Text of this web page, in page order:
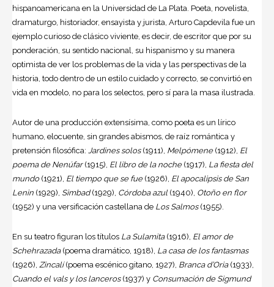
hispanoamericana en la Universidad de La Plata. Poeta, novelista,
dramaturgo, historiador, ensayista y jurista, Arturo Capdevila fue un
ejemplo curioso de clásico viviente, es decir, de escritor que por su
ponderación, su sentido nacional, su hispanismo y su manera
optimista de ver los problemas de la vida y las perspectivas de la
historia, todo dentro de un estilo cuidado y correcto, se convirtió en
vida en modelo, no para los selectos, pero sí para la masa ilustrada.
Autor de una producción extensísima, como poeta es un lírico
humano, elocuente, sin grandes abismos, de raíz romántica y
pretensión filosófica: Jardines solos(1911), Melpómene(1912), El
poema de Nenúfar(1915), El libro de la noche(1917), La fiesta del
mundo(1921), El tiempo que se fue(1926), El apocalipsis de San
Lenin (1929), Simbad(1929), Córdoba azul(1940), Otoño en flor
(1952) y una versificación castellana de Los Salmos(1955).
En su teatro figuran los títulos La Sulamita(1916), El amor de
Schehrazada(poema dramático, 1918), La casa de los fantasmas
(1926), Zincalí(poema escénico gitano, 1927), Branca d’Oria(1933),
Cuando el vals y los lanceros(1937) y Consumación de Sigmund